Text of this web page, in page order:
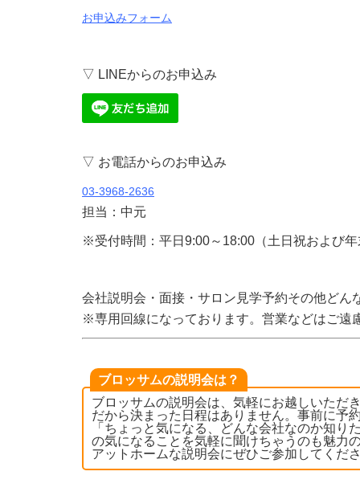
お申込みフォーム
▽ LINEからのお申込み
▽ お電話からのお申込み
03-3968-2636
担当：中元
※受付時間：平日9:00～18:00（土日祝および
会社説明会・面接・サロン見学予約その他どん
※専用回線になっております。営業などはご遠
ブロッサムの説明会は？
ブロッサムの説明会は、気軽にお越しいただ
だから決まった日程はありません。事前に予
「ちょっと気になる、どんな会社なのか知
の気になることを気軽に聞けちゃうのも魅力
アットホームな説明会にぜひご参加してくだ